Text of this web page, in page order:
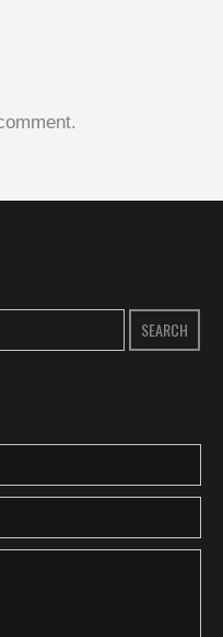
SEARCH